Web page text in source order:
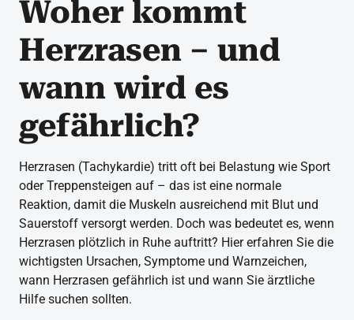
Woher kommt
Herzrasen – und
wann wird es
gefährlich?
Herzrasen (Tachykardie) tritt oft bei Belastung wie Sport
oder Treppensteigen auf – das ist eine normale
Reaktion, damit die Muskeln ausreichend mit Blut und
Sauerstoff versorgt werden. Doch was bedeutet es, wenn
Herzrasen plötzlich in Ruhe auftritt? Hier erfahren Sie die
wichtigsten Ursachen, Symptome und Warnzeichen,
wann Herzrasen gefährlich ist und wann Sie ärztliche
Hilfe suchen sollten.